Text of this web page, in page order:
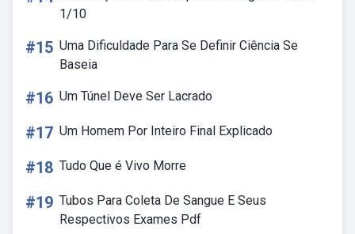
1/10
#15 Uma Dificuldade Para Se Definir Ciência Se
Baseia
#16 Um Túnel Deve Ser Lacrado
#17 Um Homem Por Inteiro Final Explicado
#18 Tudo Que é Vivo Morre
#19 Tubos Para Coleta De Sangue E Seus
Respectivos Exames Pdf